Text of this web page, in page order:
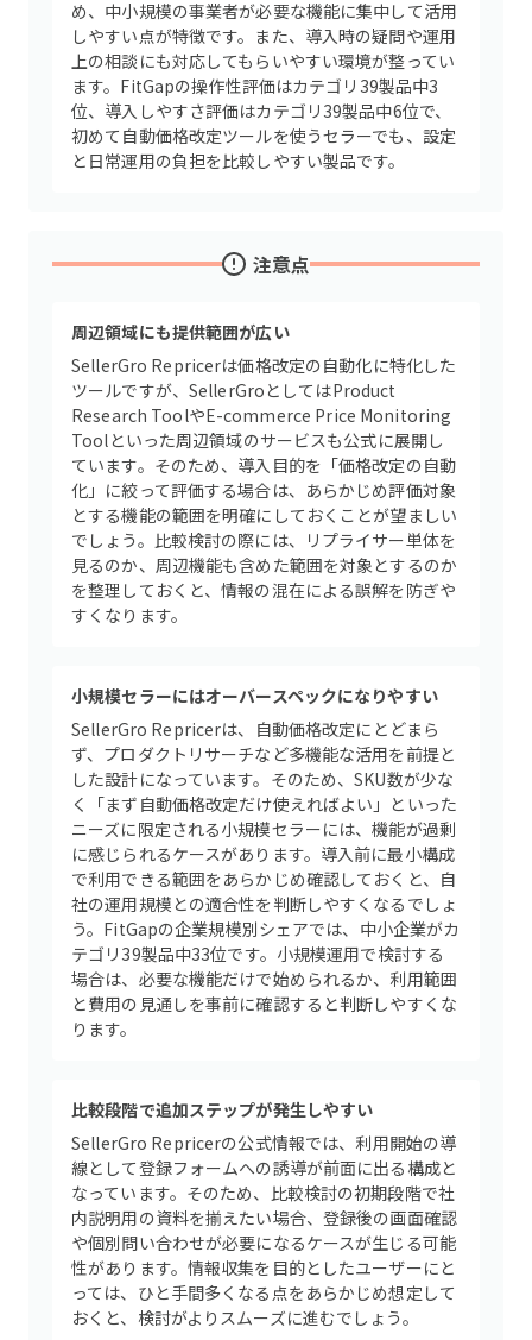
め、中小規模の事業者が必要な機能に集中して活用
しやすい点が特徴です。また、導入時の疑問や運用
上の相談にも対応してもらいやすい環境が整ってい
ます。FitGapの操作性評価はカテゴリ39製品中3
位、導入しやすさ評価はカテゴリ39製品中6位で、
初めて自動価格改定ツールを使うセラーでも、設定
と日常運用の負担を比較しやすい製品です。
注意点
周辺領域にも提供範囲が広い
SellerGro Repricerは価格改定の自動化に特化した
ツールですが、SellerGroとしてはProduct
Research ToolやE-commerce Price Monitoring
Toolといった周辺領域のサービスも公式に展開し
ています。そのため、導入目的を「価格改定の自動
化」に絞って評価する場合は、あらかじめ評価対象
とする機能の範囲を明確にしておくことが望ましい
でしょう。比較検討の際には、リプライサー単体を
見るのか、周辺機能も含めた範囲を対象とするのか
を整理しておくと、情報の混在による誤解を防ぎや
すくなります。
小規模セラーにはオーバースペックになりやすい
SellerGro Repricerは、自動価格改定にとどまら
ず、プロダクトリサーチなど多機能な活用を前提と
した設計になっています。そのため、SKU数が少な
く「まず自動価格改定だけ使えればよい」といった
ニーズに限定される小規模セラーには、機能が過剰
に感じられるケースがあります。導入前に最小構成
で利用できる範囲をあらかじめ確認しておくと、自
社の運用規模との適合性を判断しやすくなるでしょ
う。FitGapの企業規模別シェアでは、中小企業がカ
テゴリ39製品中33位です。小規模運用で検討する
場合は、必要な機能だけで始められるか、利用範囲
と費用の見通しを事前に確認すると判断しやすくな
ります。
比較段階で追加ステップが発生しやすい
SellerGro Repricerの公式情報では、利用開始の導
線として登録フォームへの誘導が前面に出る構成と
なっています。そのため、比較検討の初期段階で社
内説明用の資料を揃えたい場合、登録後の画面確認
や個別問い合わせが必要になるケースが生じる可能
性があります。情報収集を目的としたユーザーにと
っては、ひと手間多くなる点をあらかじめ想定して
おくと、検討がよりスムーズに進むでしょう。